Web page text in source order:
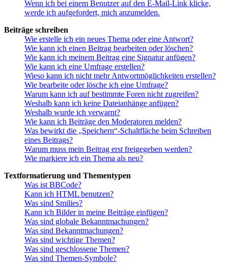
Wenn ich bei einem Benutzer auf den E-Mail-Link klicke,
werde ich aufgefordert, mich anzumelden.
Beiträge schreiben
Wie erstelle ich ein neues Thema oder eine Antwort?
Wie kann ich einen Beitrag bearbeiten oder löschen?
Wie kann ich meinem Beitrag eine Signatur anfügen?
Wie kann ich eine Umfrage erstellen?
Wieso kann ich nicht mehr Antwortmöglichkeiten erstellen?
Wie bearbeite oder lösche ich eine Umfrage?
Warum kann ich auf bestimmte Foren nicht zugreifen?
Weshalb kann ich keine Dateianhänge anfügen?
Weshalb wurde ich verwarnt?
Wie kann ich Beiträge den Moderatoren melden?
Was bewirkt die „Speichern“-Schaltfläche beim Schreiben
eines Beitrags?
Warum muss mein Beitrag erst freigegeben werden?
Wie markiere ich ein Thema als neu?
Textformatierung und Thementypen
Was ist BBCode?
Kann ich HTML benutzen?
Was sind Smilies?
Kann ich Bilder in meine Beiträge einfügen?
Was sind globale Bekanntmachungen?
Was sind Bekanntmachungen?
Was sind wichtige Themen?
Was sind geschlossene Themen?
Was sind Themen-Symbole?